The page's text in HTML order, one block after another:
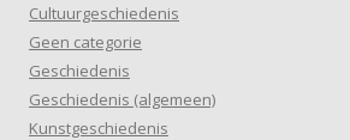
Cultuurgeschiedenis
Geen categorie
Geschiedenis
Geschiedenis (algemeen)
Kunstgeschiedenis